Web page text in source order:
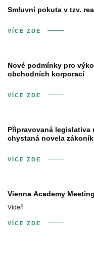
Smluvní pokuta v tzv.
VÍCE ZDE
Nové podmínky pro
obchodních korporací
VÍCE ZDE
Připravovaná legislativa
chystaná novela
VÍCE ZDE
Vienna Academy Meeting
Vídeň
VÍCE ZDE